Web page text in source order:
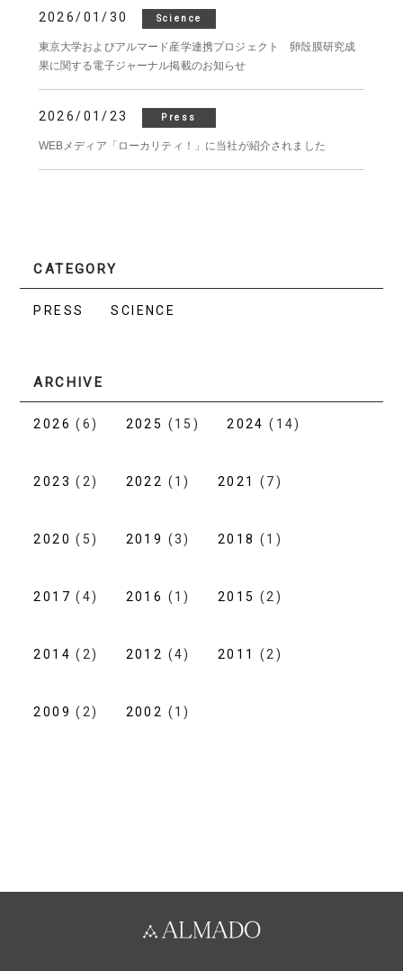
2026/01/30 Science
東京大学およびアルマード産学連携プロジェクト 卵殻膜研究成
果に関する電子ジャーナル掲載のお知らせ
2026/01/23 Press
WEBメディア「ローカリティ！」に当社が紹介されました
CATEGORY
PRESS SCIENCE
ARCHIVE
2026 (6) 2025 (15) 2024 (14)
2023 (2) 2022 (1) 2021 (7)
2020 (5) 2019 (3) 2018 (1)
2017 (4) 2016 (1) 2015 (2)
2014 (2) 2012 (4) 2011 (2)
2009 (2) 2002 (1)